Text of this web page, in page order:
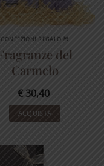
CONFEZIONI REGALO 🎁
del
Carmelo
€30,40
ACQUISTA